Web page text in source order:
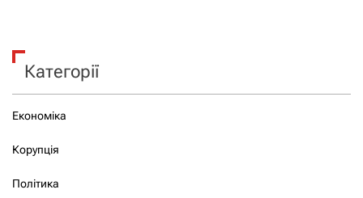
Категорії
Економіка
Корупція
Політика